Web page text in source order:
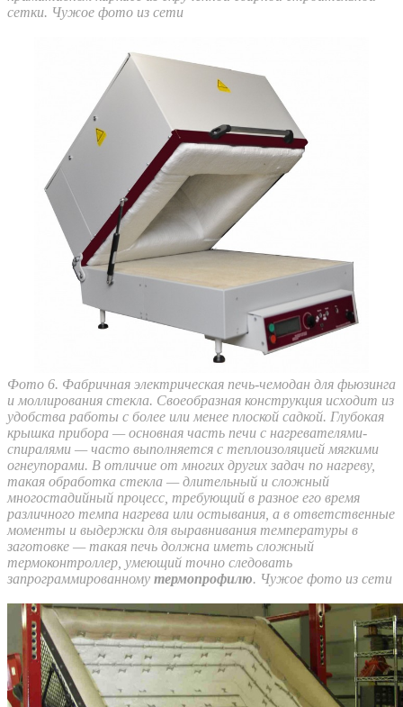
сетки. Чужое фото из сети
Фото 6. Фабричная электрическая печь-чемодан для фьюзинга
и моллирования стекла. Своеобразная конструкция исходит из
удобства работы с более или менее плоской садкой. Глубокая
крышка прибора — основная часть печи с нагревателями-
спиралями — часто выполняется с теплоизоляцией мягкими
огнеупорами. В отличие от многих других задач по нагреву,
такая обработка стекла — длительный и сложный
многостадийный процесс, требующий в разное его время
различного темпа нагрева или остывания, а в ответственные
моменты и выдержки для выравнивания температуры в
заготовке — такая печь должна иметь сложный
термоконтроллер, умеющий точно следовать
запрограммированному термопрофилю. Чужое фото из сети